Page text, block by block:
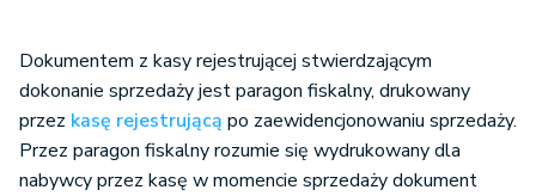
Dokumentem z kasy rejestrującej stwierdzającym
dokonanie sprzedaży jest paragon fiskalny, drukowany
przez kasę rejestrującą po zaewidencjonowaniu sprzedaży.
Przez paragon fiskalny rozumie się wydrukowany dla
nabywcy przez kasę w momencie sprzedaży dokument